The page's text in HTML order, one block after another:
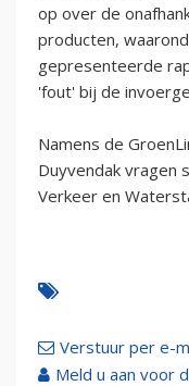
op over de
producten,
gepresenteerde
'fout' bij de
Namens de
Duyvendak vragen
Verkeer en
Verstuur per e-
Meld u aan voor